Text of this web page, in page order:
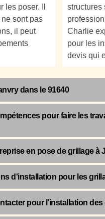
poser. Il
sont pas
il peut
structures
Charlie
pour les
devis qui
dans le 91640
pour faire les
en pose de grillage à
d'installation pour les
pour l'installation